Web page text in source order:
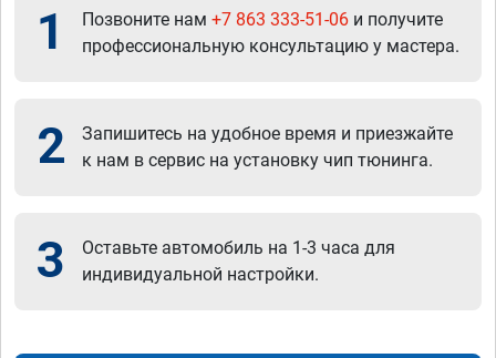
1 Позвоните нам +7 863 333-51-06 и получите
профессиональную консультацию у мастера.
2
Запишитесь на удобное время и приезжайте
к нам в сервис на установку чип тюнинга.
3
Оставьте автомобиль на 1-3 часа для
индивидуальной настройки.